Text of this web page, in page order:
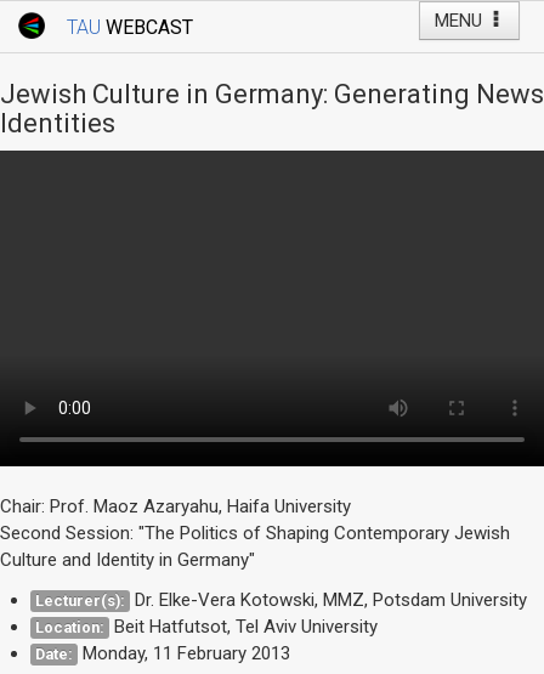
MENU
TAU WEBCAST
Webcast: Courses
Tel Aviv University
Jewish Culture in Germany: Generating News
Identities
Chair: Prof. Maoz Azaryahu, Haifa University
Second Session: "The Politics of Shaping Contemporary Jewish
Culture and Identity in Germany"
Lecturer(s): Dr. Elke-Vera Kotowski, MMZ, Potsdam University
Location: Beit Hatfutsot, Tel Aviv University
Date: Monday, 11 February 2013